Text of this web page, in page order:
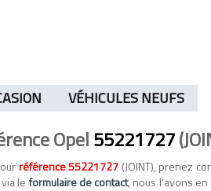
VÉHICULES NEUFS
Opel55221727
référence 55221727 (JOINT), prenez
le formulaire de contact, nous l'avons en